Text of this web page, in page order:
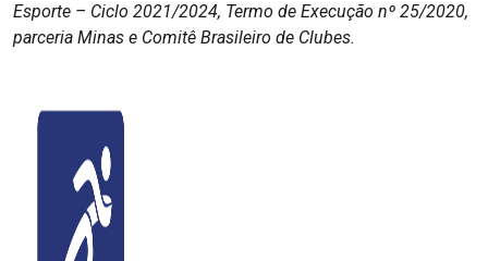
Esporte – Ciclo 2021/2024, Termo de Execução nº 25/2020,
parceria Minas e Comitê Brasileiro de Clubes.